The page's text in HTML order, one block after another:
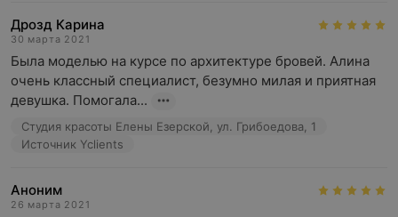
Дрозд Карина
30 марта 2021
Была моделью на курсе по архитектуре бровей. Алина
очень классный специалист, безумно милая и приятная
девушка. Помогала...
Студия красоты Елены Езерской, ул. Грибоедова, 1
Источник Yclients
Аноним
26 марта 2021